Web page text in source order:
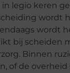
legio keren
wordt
wordt
bij scheiden
Binnen
of de overheid